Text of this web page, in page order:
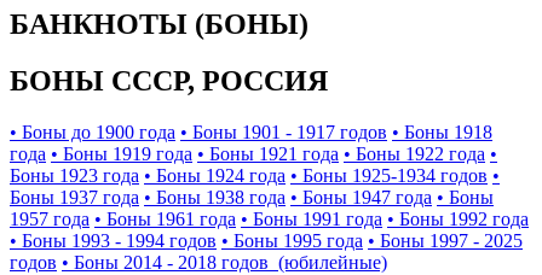
БАНКНОТЫ (БОНЫ)
БОНЫ СССР, РОССИЯ
• Боны до 1900 года • Боны 1901 - 1917 годов • Боны 1918
года • Боны 1919 года • Боны 1921 года • Боны 1922 года •
Боны 1923 года • Боны 1924 года • Боны 1925-1934 годов •
Боны 1937 года • Боны 1938 года • Боны 1947 года • Боны
1957 года • Боны 1961 года • Боны 1991 года • Боны 1992 года
• Боны 1993 - 1994 годов • Боны 1995 года • Боны 1997 - 2025
годов • Боны 2014 - 2018 годов (юбилейные)